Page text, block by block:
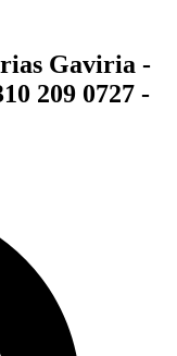
Gaviria -
209 0727 -